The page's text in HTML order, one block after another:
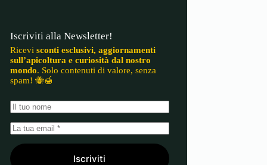
Iscriviti alla Newsletter!
Ricevisconti esclusivi, aggiornamenti
sull’apicoltura e curiosità dal nostro
mondo. Solo contenuti di valore, senza
spam! 🐝🍯
Iscriviti